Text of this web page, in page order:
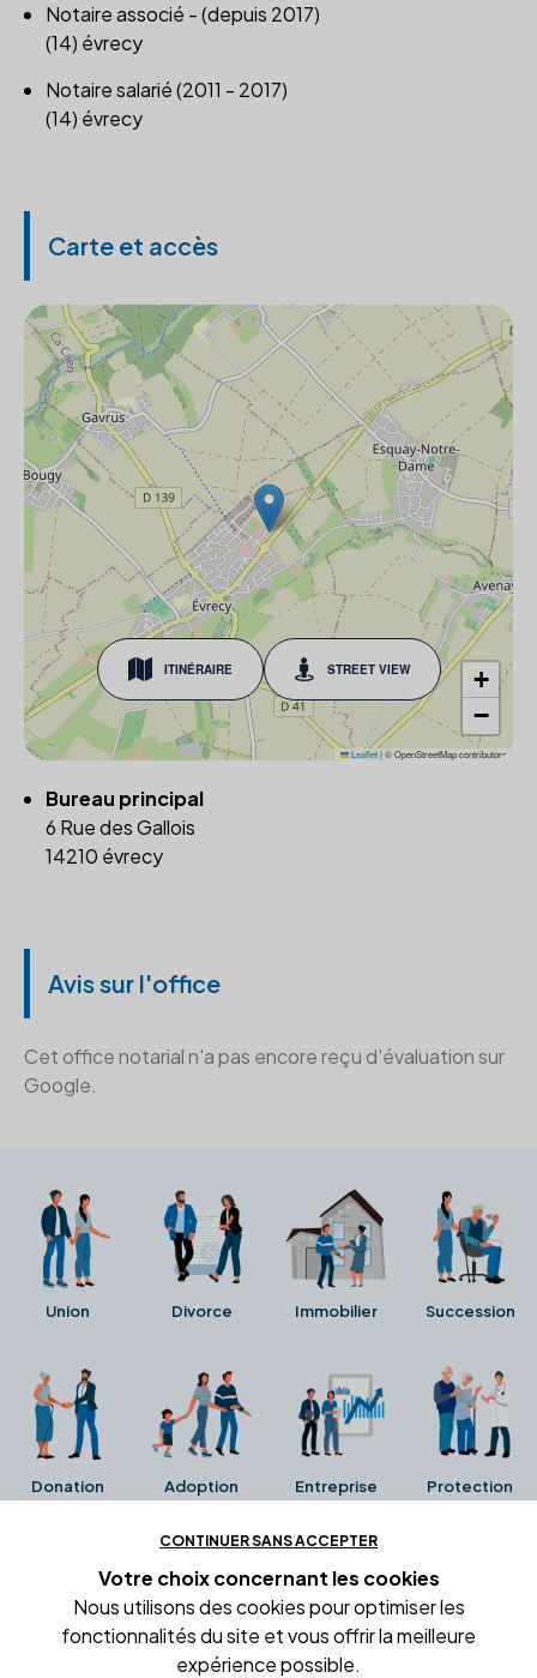
Notaire associé - (depuis 2017)
(14) évrecy
Notaire salarié (2011 - 2017)
(14) évrecy
Carte et accès
ITINÉRAIRE STREET VIEW
+
−
Leaflet|© OpenStreetMap contributors
Bureau principal
6 Rue des Gallois
14210 évrecy
Avis sur l'office
Cet office notarial n'a pas encore reçu d'évaluation sur
Google.
Union Divorce Immobilier Succession
Donation Adoption Entreprise Protection
Ces avis proviennent directement de la fiche Google
Business de l'office notarial. Ils n'ont ni été collectés ni
été vérifiés par Alexia.fr.
CONTINUER SANS ACCEPTER
Votre choix concernant les cookies
Nous utilisons des cookies pour optimiser les
fonctionnalités du site et vous offrir la meilleure
expérience possible.